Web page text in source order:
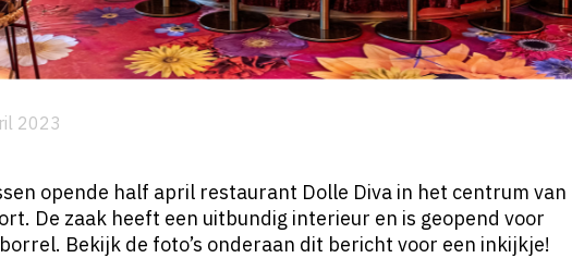
2023
opende half april restaurant Dolle Diva in het centrum van
De zaak heeft een uitbundig interieur en is geopend voor
Bekijk de foto’s onderaan dit bericht voor een inkijkje!